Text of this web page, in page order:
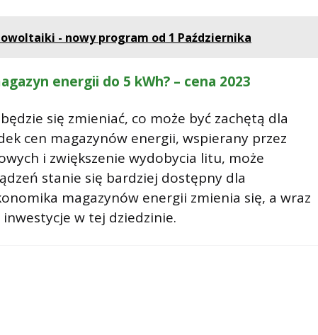
- nowy program od 1 Października
energii do 5 kWh? – cena 2023
się zmieniać, co może być zachętą dla
cen magazynów energii, wspierany przez
i zwiększenie wydobycia litu, może
stanie się bardziej dostępny dla
magazynów energii zmienia się, a wraz
w tej dziedzinie.